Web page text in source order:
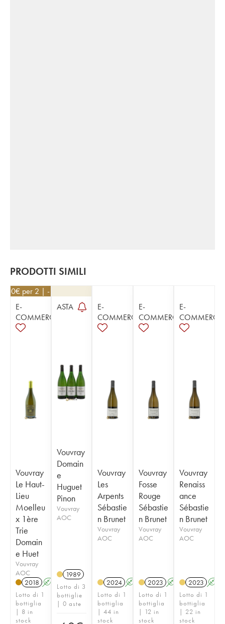
PRODOTTI SIMILI
€ per 2 | - 10%
E-
COMMERCE
Vouvray
Le Haut-
Lieu
Moelleu
x 1ère
Trie
Domain
e Huet
Vouvray
AOC
2018 A S
Lotto di 1
bottiglia
| 8 in
stock
ASTA
Vouvray
Domain
e
Huguet
Pinon
Vouvray
AOC
1989
Lotto di 3
bottiglie
| 0 aste
E-
COMMERCE
Vouvray
Les
Arpents
Sébastie
n Brunet
Vouvray
AOC
2024 A
Lotto di 1
bottiglia
| 44 in
stock
E-
COMMERCE
Vouvray
Fosse
Rouge
Sébastie
n Brunet
Vouvray
AOC
2023 A
Lotto di 1
bottiglia
| 12 in
stock
E-
COMMERCE
Vouvray
Renaiss
ance
Sébastie
n Brunet
Vouvray
AOC
2023 A
Lotto di 1
bottiglia
| 22 in
stock